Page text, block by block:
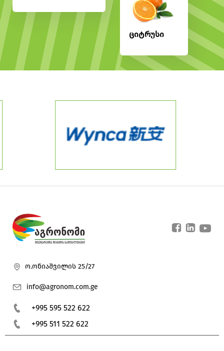
ციტრუსი
ო.ონიაშვილის 25/27
info@agronom.com.ge
+995 595 522 622
+995 511 522 622